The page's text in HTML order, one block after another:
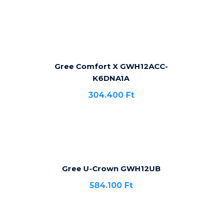
Gree Comfort X GWH12ACC-
K6DNA1A
304.400 Ft
Gree U-Crown GWH12UB
584.100 Ft